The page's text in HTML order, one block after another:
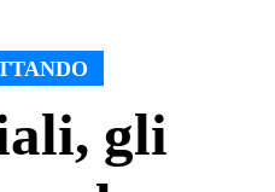
gli